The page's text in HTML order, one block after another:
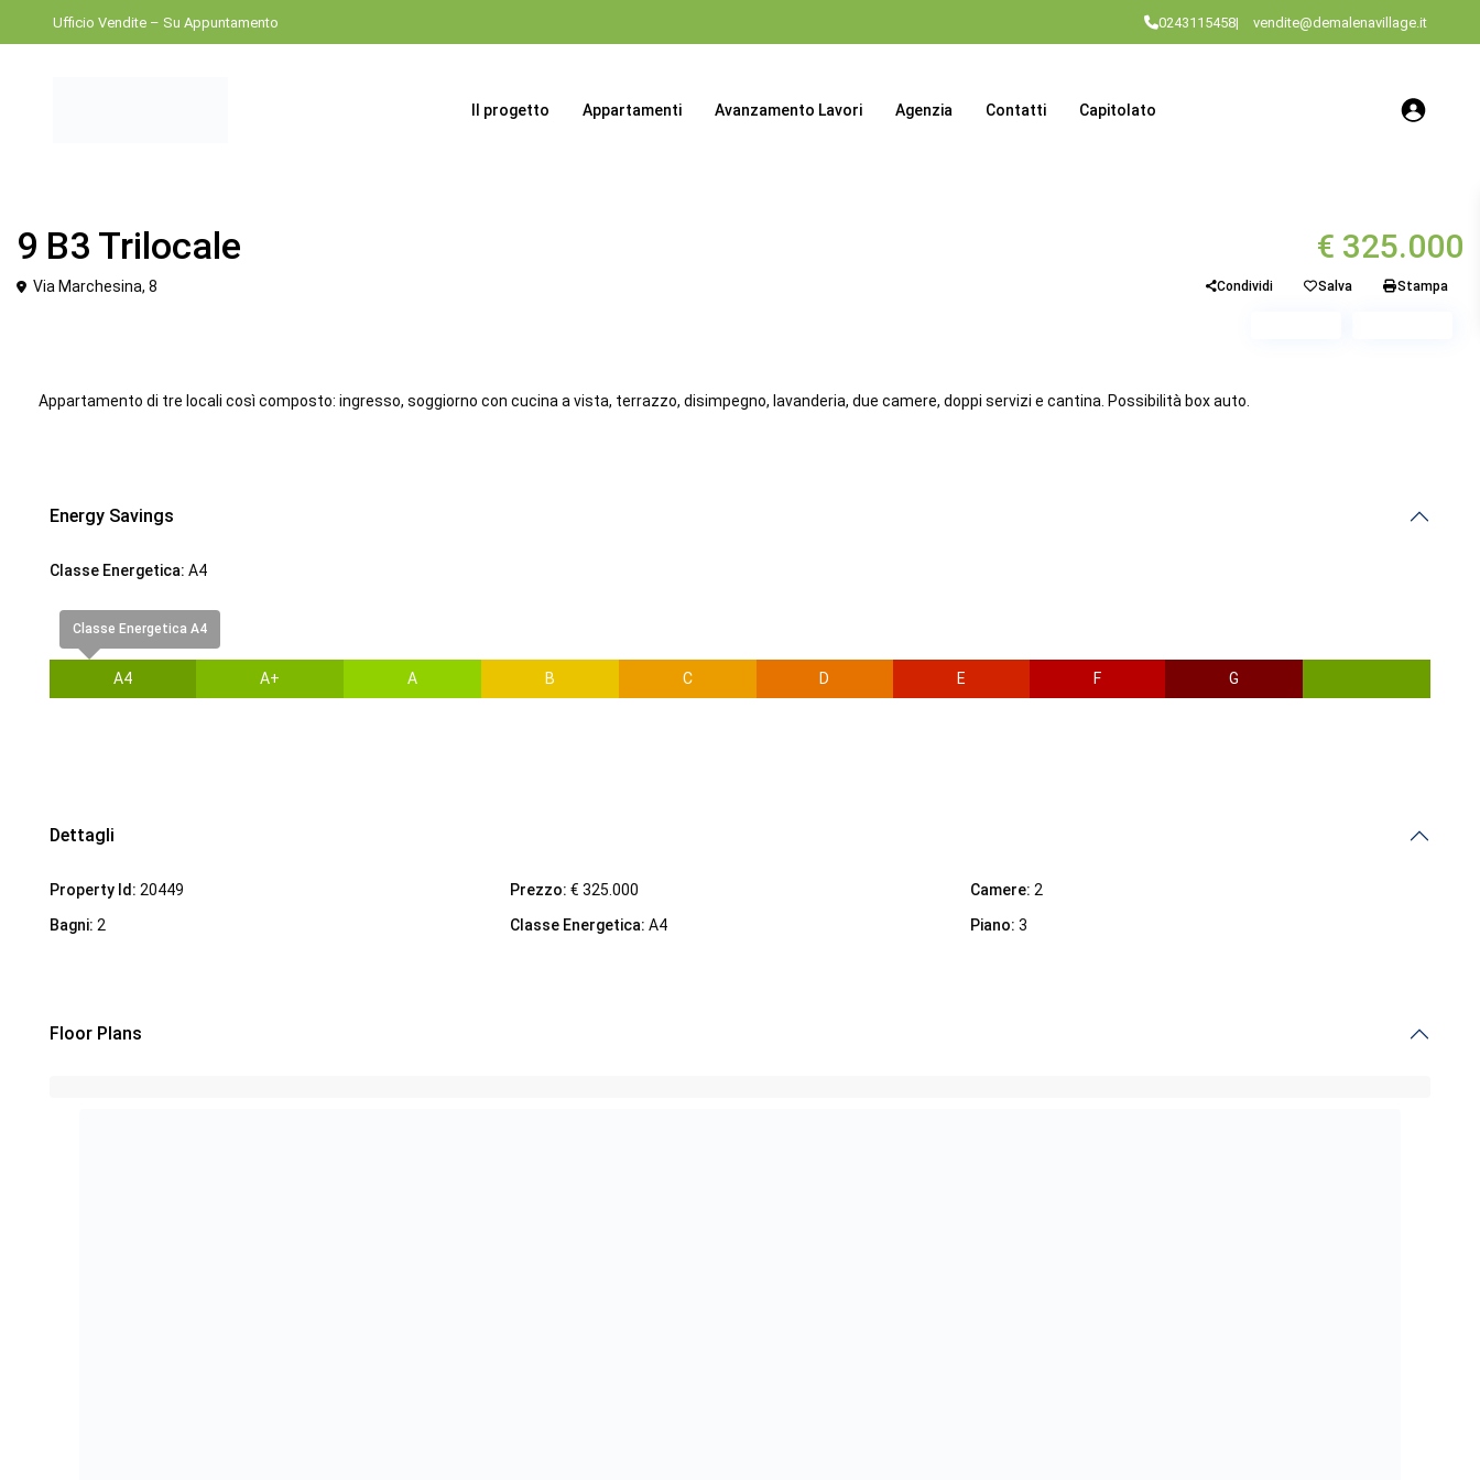
Ufficio Vendite – Su Appuntamento 0243115458| vendite@demalenavillage.it
Il progetto Appartamenti Avanzamento Lavori Agenzia Contatti Capitolato
9 B3 Trilocale € 325.000
Via Marchesina, 8 Condividi Salva Stampa
Appartamento di tre locali così composto: ingresso, soggiorno con cucina a vista, terrazzo, disimpegno, lavanderia, due camere, doppi servizi e cantina. Possibilità box auto.
Energy Savings
Classe Energetica: A4
Classe Energetica A4
A4 A+ A B C D E F G
Dettagli
Property Id: 20449 Prezzo: € 325.000 Camere: 2
Bagni: 2 Classe Energetica: A4 Piano: 3
Floor Plans